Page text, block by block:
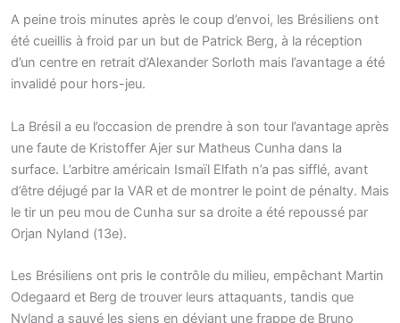
A peine trois minutes après le coup d’envoi, les Brésiliens ont
été cueillis à froid par un but de Patrick Berg, à la réception
d’un centre en retrait d’Alexander Sorloth mais l’avantage a été
invalidé pour hors-jeu.
La Brésil a eu l’occasion de prendre à son tour l’avantage après
une faute de Kristoffer Ajer sur Matheus Cunha dans la
surface. L’arbitre américain Ismaïl Elfath n’a pas sifflé, avant
d’être déjugé par la VAR et de montrer le point de pénalty. Mais
le tir un peu mou de Cunha sur sa droite a été repoussé par
Orjan Nyland (13e).
Les Brésiliens ont pris le contrôle du milieu, empêchant Martin
Odegaard et Berg de trouver leurs attaquants, tandis que
Nyland a sauvé les siens en déviant une frappe de Bruno